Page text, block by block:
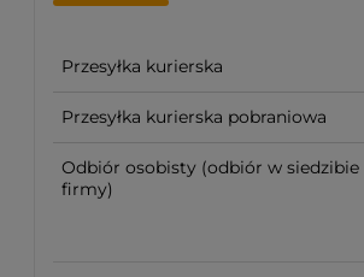
Przesyłka kurierska
Przesyłka kurierska pobraniowa
Odbiór osobisty (odbiór w siedzibie
firmy)